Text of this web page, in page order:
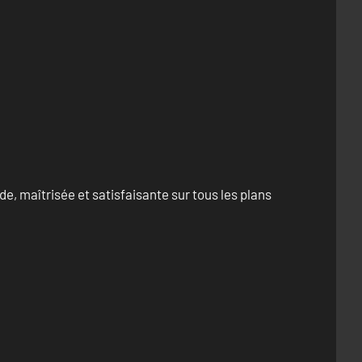
maîtrisée et satisfaisante sur tous les plans